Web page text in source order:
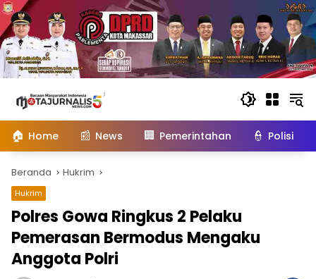
konten
🏠 Home 📰 News 🏢 Pemerintahan 👮 Polisi
Beranda Hukrim
Hukrim
Polres Gowa Ringkus 2 Pelaku
Pemerasan Bermodus Mengaku
Anggota Polri